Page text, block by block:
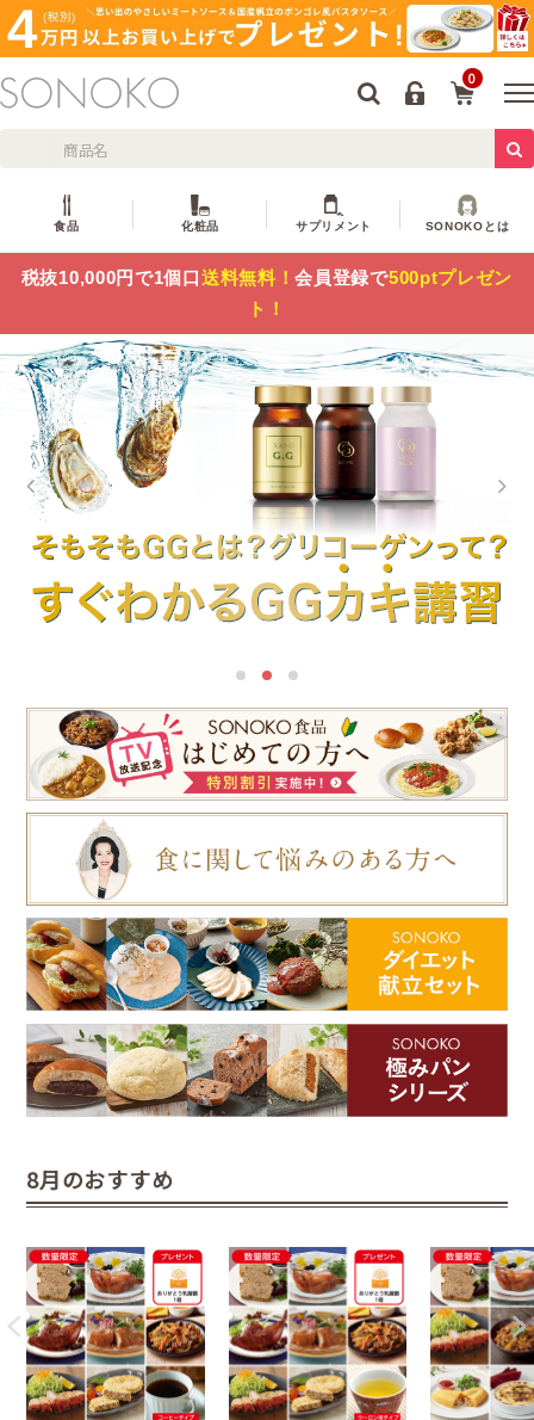
0
食品 化粧品 サプリメント SONOKOとは
税抜10,000円で1個口 送料無料！会員登録で500ptプレゼン
ト！
8月のおすすめ